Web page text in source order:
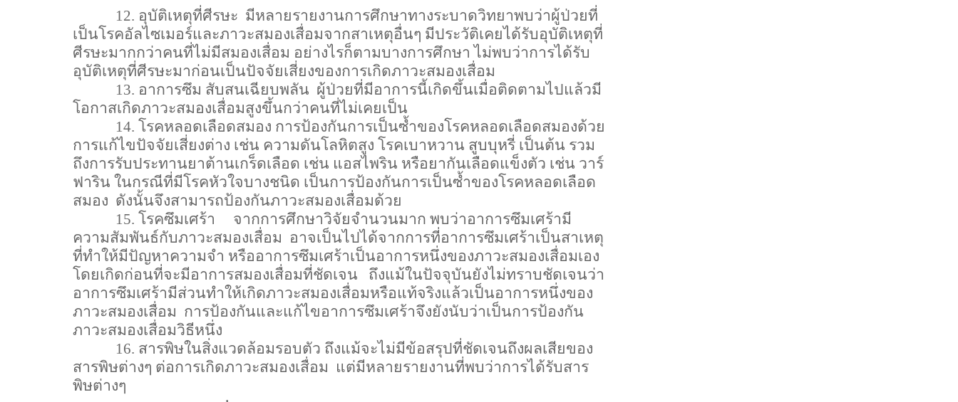
12. อุบัติเหตุที่ศีรษะ มีหลายรายงานการศึกษาทางระบาดวิทยาพบว่าผู้ป่วยที่
เป็นโรคอัลไซเมอร์และภาวะสมองเสื่อมจากสาเหตุอื่นๆ มีประวัติเคยได้รับอุบัติเหตุที่
ศีรษะมากกว่าคนที่ไม่มีสมองเสื่อม อย่างไรก็ตามบางการศึกษา ไม่พบว่าการได้รับ
อุบัติเหตุที่ศีรษะมาก่อนเป็นปัจจัยเสี่ยงของการเกิดภาวะสมองเสื่อม
13. อาการซึม สับสนเฉียบพลัน ผู้ป่วยที่มีอาการนี้เกิดขึ้นเมื่อติดตามไปแล้วมี
โอกาสเกิดภาวะสมองเสื่อมสูงขึ้นกว่าคนที่ไม่เคยเป็น
14. โรคหลอดเลือดสมอง การป้องกันการเป็นซ้ำของโรคหลอดเลือดสมองด้วย
การแก้ไขปัจจัยเสี่ยงต่าง เช่น ความดันโลหิตสูง โรคเบาหวาน สูบบุหรี่ เป็นต้น รวม
ถึงการรับประทานยาต้านเกร็ดเลือด เช่น แอสไพริน หรือยากันเลือดแข็งตัว เช่น วาร์
ฟาริน ในกรณีที่มีโรคหัวใจบางชนิด เป็นการป้องกันการเป็นซ้ำของโรคหลอดเลือด
สมอง ดังนั้นจึงสามารถป้องกันภาวะสมองเสื่อมด้วย
15. โรคซึมเศร้า
จากการศึกษาวิจัยจำนวนมาก พบว่าอาการซึมเศร้ามี
ความสัมพันธ์กับภาวะสมองเสื่อม อาจเป็นไปได้จากการที่อาการซึมเศร้าเป็นสาเหตุ
ที่ทำให้มีปัญหาความจำ หรืออาการซึมเศร้าเป็นอาการหนึ่งของภาวะสมองเสื่อมเอง
โดยเกิดก่อนที่จะมีอาการสมองเสื่อมที่ชัดเจน
ถึงแม้ในปัจจุบันยังไม่ทราบชัดเจนว่า
อาการซึมเศร้ามีส่วนทำให้เกิดภาวะสมองเสื่อมหรือแท้จริงแล้วเป็นอาการหนึ่งของ
ภาวะสมองเสื่อม การป้องกันและแก้ไขอาการซึมเศร้าจึงยังนับว่าเป็นการป้องกัน
ภาวะสมองเสื่อมวิธีหนึ่ง
16. สารพิษในสิ่งแวดล้อมรอบตัว ถึงแม้จะไม่มีข้อสรุปที่ชัดเจนถึงผลเสียของ
สารพิษต่างๆ ต่อการเกิดภาวะสมองเสื่อม แต่มีหลายรายงานที่พบว่าการได้รับสาร
พิษต่างๆ